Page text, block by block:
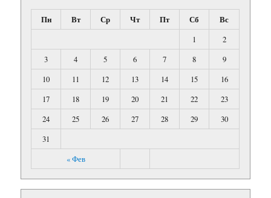
Пн Вт Ср Чт Пт Сб Вс
« Фев
1
2
3
4 5 6 7 8
9
10
11 12 13 14 15
16
17
18 19 20 21 22
23
24
25 26 27 28 29
30
31